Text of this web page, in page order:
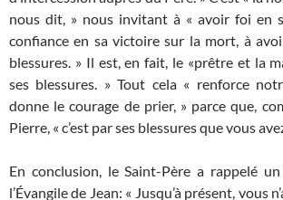
nous dit, » nous invitant à « avoir foi en
confiance en sa victoire sur la mort, à
blessures. » Il est, en fait, le «prêtre et la
ses blessures. » Tout cela « renforce
donne le courage de prier, » parce que,
Pierre, « c’est par ses blessures que vous
En conclusion, le Saint-Père a rappelé
l’Évangile de Jean: « Jusqu’à présent, vous